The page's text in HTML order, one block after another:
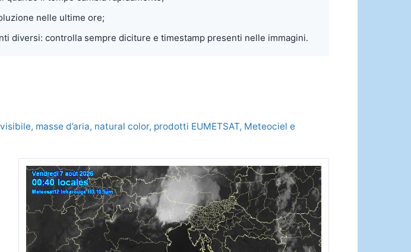
nelle ultime ore;
diversi: controlla sempre diciture e timestamp presenti nelle immagini.
masse d’aria, natural color, prodotti EUMETSAT, Meteociel e